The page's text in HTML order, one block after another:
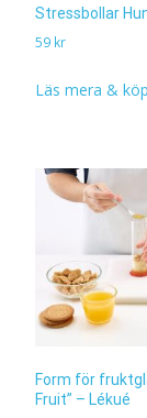
Stressbollar
59 kr
Läs mera & köp
Form för
Fruit” – Lékué